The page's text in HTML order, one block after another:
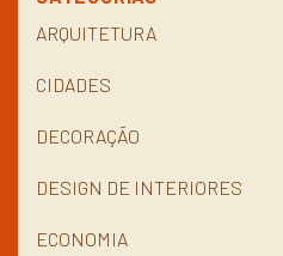
ARQUITETURA
CIDADES
DECORAÇÃO
DESIGN DE INTERIORES
ECONOMIA